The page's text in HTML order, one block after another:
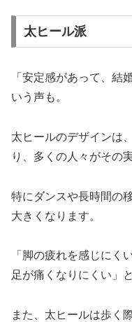
太ヒール派
「安定感があって、結
いう声も。
太ヒールのデザインは
り、多くの人々がその
特にダンスや長時間の
大きくなります。
「脚の疲れを感じにく
足が痛くなりにくい」
また、太ヒールは歩く